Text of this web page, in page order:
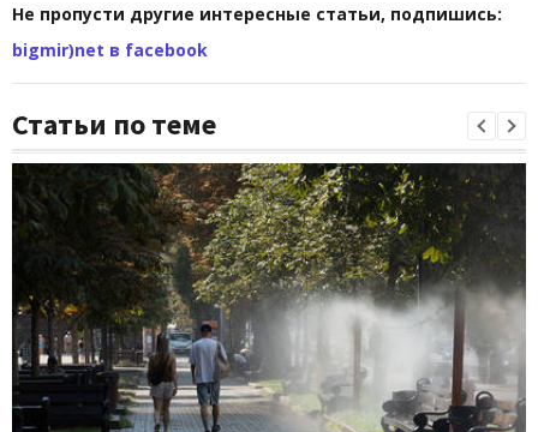
Не пропусти другие интересные статьи, подпишись:
bigmir)net в facebook
Статьи по теме